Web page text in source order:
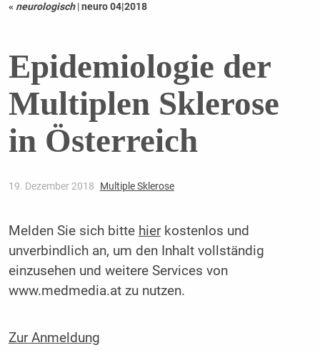
« neurologisch |neuro 04|2018
Epidemiologie der
Multiplen Sklerose
in Österreich
19. Dezember 2018 Multiple Sklerose
Melden Sie sich bitte hierkostenlos und
unverbindlich an, um den Inhalt vollständig
einzusehen und weitere Services von
www.medmedia.at zu nutzen.
Zur Anmeldung